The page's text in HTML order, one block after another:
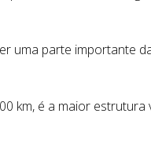
uma parte importante
km, é a maior